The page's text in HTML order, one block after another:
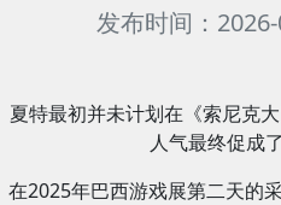
发布时间：
夏特最初并未计划在《索尼克
人气最终促成
在2025年巴西游戏展第二天的